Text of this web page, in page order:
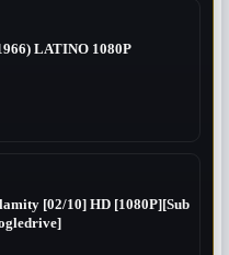
LATINO 1080P
[02/10] HD [1080P][Sub